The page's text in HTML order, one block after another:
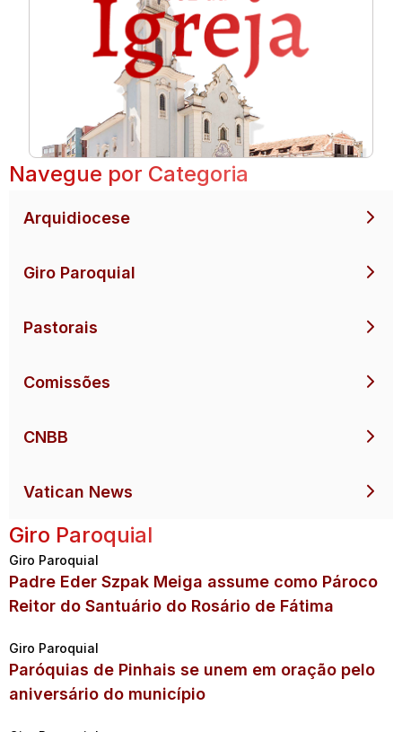
Navegue por Categoria
Arquidiocese
Giro Paroquial
Pastorais
Comissões
CNBB
Vatican News
Giro Paroquial
Giro Paroquial
Padre Eder Szpak Meiga assume como Pároco
Reitor do Santuário do Rosário de Fátima
Giro Paroquial
Paróquias de Pinhais se unem em oração pelo
aniversário do município